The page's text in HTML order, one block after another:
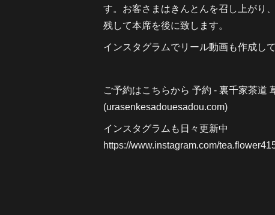
す。お客さまはきんとんを召し上がり
残して本席を後に致します。
インスタグラムでリール動画も作成して
ご予約はこちらから 予約 - 裏千家茶道
(urasenkesadouesadou.com)
インスタグラムも日々更新中
https://www.instagram.com/